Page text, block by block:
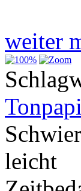
weiter
leicht